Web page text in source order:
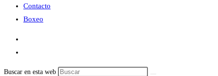
Contacto
Boxeo
Buscar en esta web